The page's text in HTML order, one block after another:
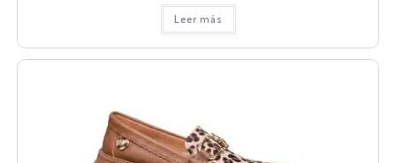
Leer más